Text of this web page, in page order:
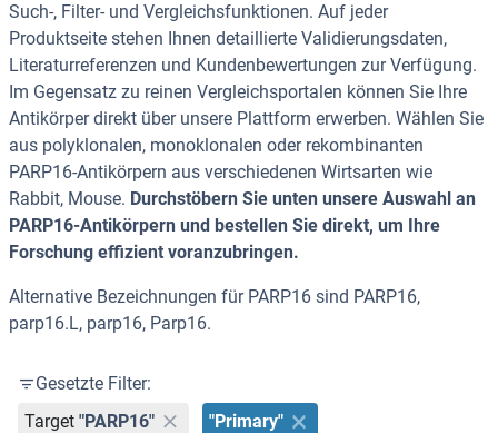
Such-, Filter- und Vergleichsfunktionen. Auf jeder
Produktseite stehen Ihnen detaillierte Validierungsdaten,
Literaturreferenzen und Kundenbewertungen zur Verfügung.
Im Gegensatz zu reinen Vergleichsportalen können Sie Ihre
Antikörper direkt über unsere Plattform erwerben. Wählen Sie
aus polyklonalen, monoklonalen oder rekombinanten
PARP16-Antikörpern aus verschiedenen Wirtsarten wie
Rabbit, Mouse. Durchstöbern Sie unten unsere Auswahl an
PARP16-Antikörpern und bestellen Sie direkt, um Ihre
Forschung effizient voranzubringen.
Alternative Bezeichnungen für PARP16 sind PARP16,
parp16.L, parp16, Parp16.
Gesetzte Filter:
Target "PARP16" "Primary"